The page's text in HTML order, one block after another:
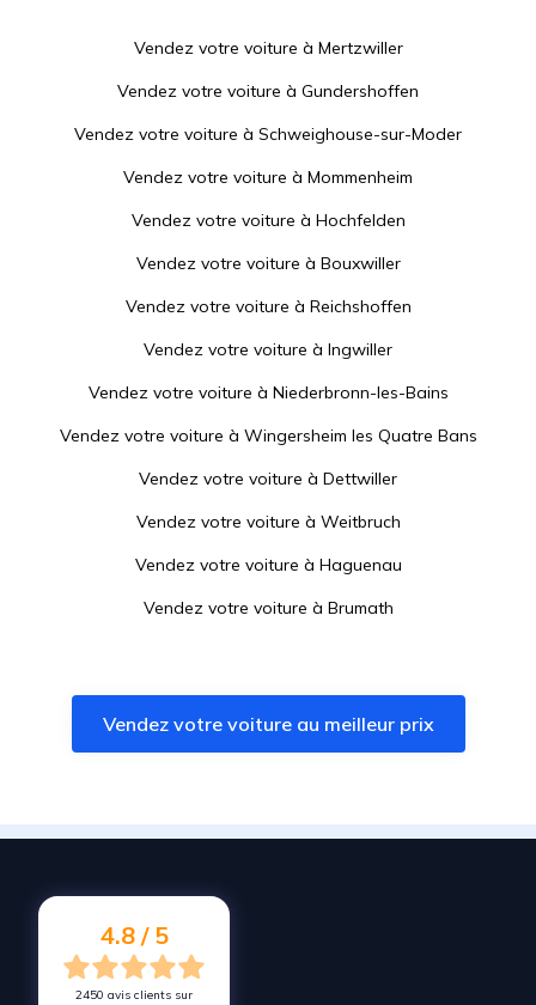
Vendez votre voiture à Mertzwiller
Vendez votre voiture à Gundershoffen
Vendez votre voiture à Schweighouse-sur-Moder
Vendez votre voiture à Mommenheim
Vendez votre voiture à Hochfelden
Vendez votre voiture à Bouxwiller
Vendez votre voiture à Reichshoffen
Vendez votre voiture à Ingwiller
Vendez votre voiture à Niederbronn-les-Bains
Vendez votre voiture à Wingersheim les Quatre Bans
Vendez votre voiture à Dettwiller
Vendez votre voiture à Weitbruch
Vendez votre voiture à Haguenau
Vendez votre voiture à Brumath
Vendez votre voiture àBerstett
Vendez votre voiture àGries
Vendez votre voiture à
Vendez votre voiture au meilleur prix
4.8 / 5
2450 avis clients sur